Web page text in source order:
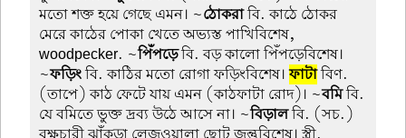
মতো শক্ত হয়ে গেছে এমন। ~ঠোকরাবি. কাঠে ঠোকর
মেরে কাঠের পোকা খেতে অভ্যস্ত পাখিবিশেষ,
woodpecker. ~পিঁপড়েবি. বড় কালো পিঁপড়েবিশেষ।
~ফড়িংবি. কাঠির মতো রোগা ফড়িংবিশেষ।ফাটাবিণ.
(তাপে) কাঠ ফেটে যায় এমন (কাঠফাটা রোদ)। ~বমিবি.
যে বমিতে ভুক্ত দ্রব্য উঠে আসে না। ~বিড়ালবি. (সচ.)